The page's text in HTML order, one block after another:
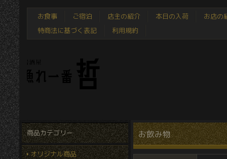
お食事 ご宿泊 店主の紹介 本日の入荷
お店の
特商法に基づく表記
利用規約
お飲み物
商品カテゴリー
オリジナル商品